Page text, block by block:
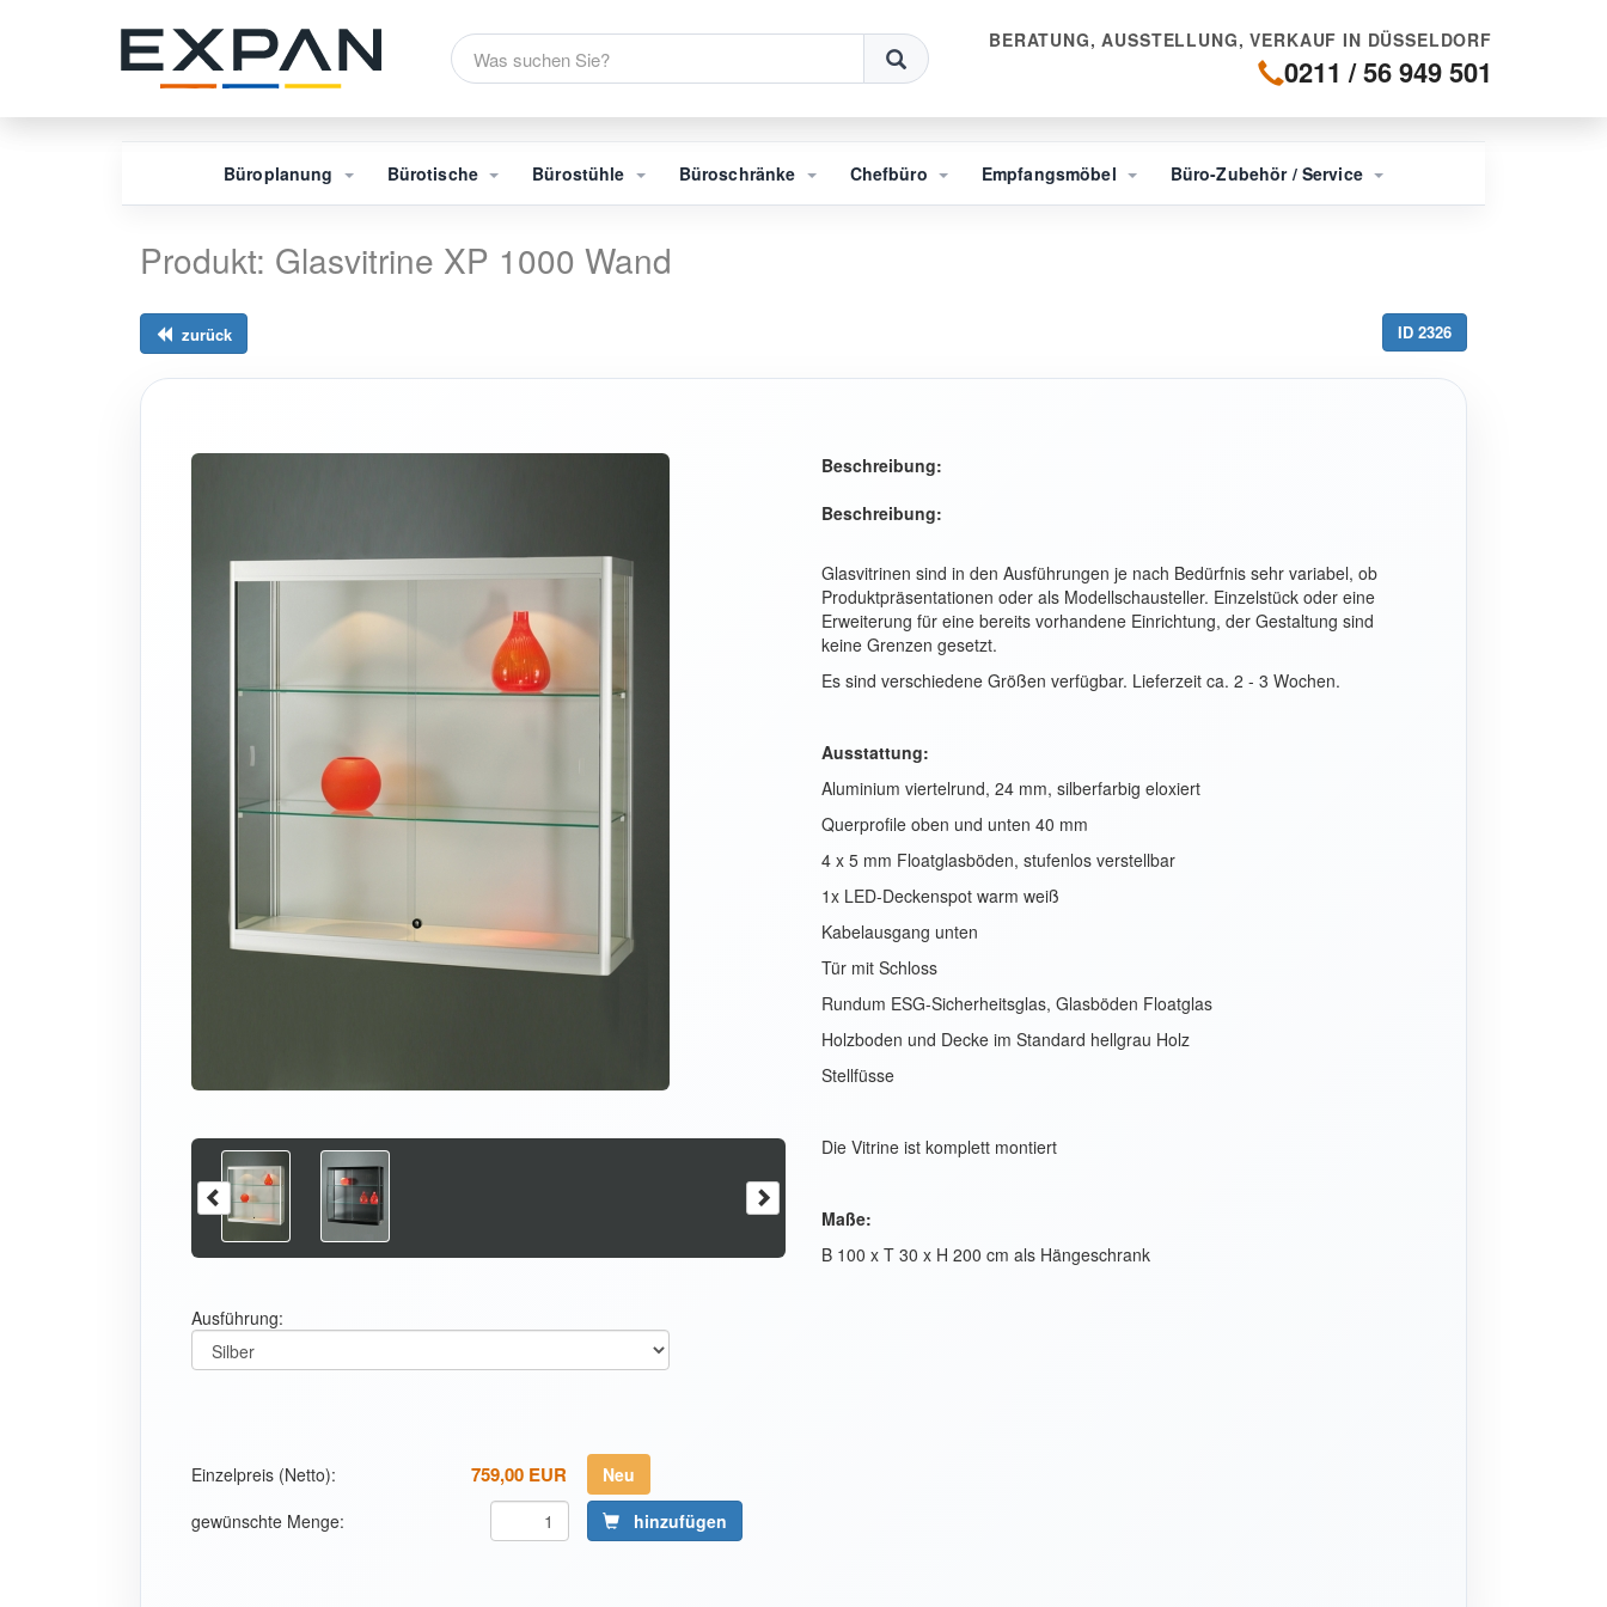
BERATUNG, AUSSTELLUNG, VERKAUF IN DÜSSELDORF
0211 / 56 949 501
Büroplanung Bürotische Bürostühle Büroschränke Chefbüro Empfangsmöbel Büro-Zubehör / Service
Produkt: Glasvitrine XP 1000 Wand
zurück ID 2326
Ausführung:
Einzelpreis (Netto):
Neu
gewünschte Menge:
hinzufügen
Beschreibung:
Beschreibung:
Glasvitrinen sind in den Ausführungen je nach Bedürfnis sehr variabel, ob
Produktpräsentationen oder als Modellschausteller. Einzelstück oder eine
Erweiterung für eine bereits vorhandene Einrichtung, der Gestaltung sind
keine Grenzen gesetzt.
Es sind verschiedene Größen verfügbar. Lieferzeit ca. 2 - 3 Wochen.
Ausstattung:
Aluminium viertelrund, 24 mm, silberfarbig eloxiert
Querprofile oben und unten 40 mm
4 x 5 mm Floatglasböden, stufenlos verstellbar
1x LED-Deckenspot warm weiß
Kabelausgang unten
Tür mit Schloss
Rundum ESG-Sicherheitsglas, Glasböden Floatglas
Holzboden und Decke im Standard hellgrau Holz
Stellfüsse
Die Vitrine ist komplett montiert
Maße:
B 100 x T 30 x H 200 cm als Hängeschrank